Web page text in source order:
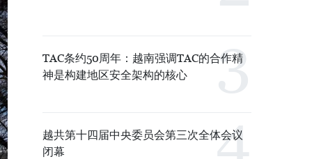
TAC条约50周年：越南强调TAC的合作精
神是构建地区安全架构的核心
越共第十四届中央委员会第三次全体会议
闭幕